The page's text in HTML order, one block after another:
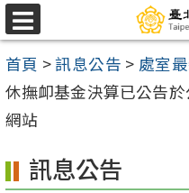
跳
至
主
要
內
區
選
單
首頁 >訊息公告 > 處室
休撫卹基金決算已公告
網站
訊息公告